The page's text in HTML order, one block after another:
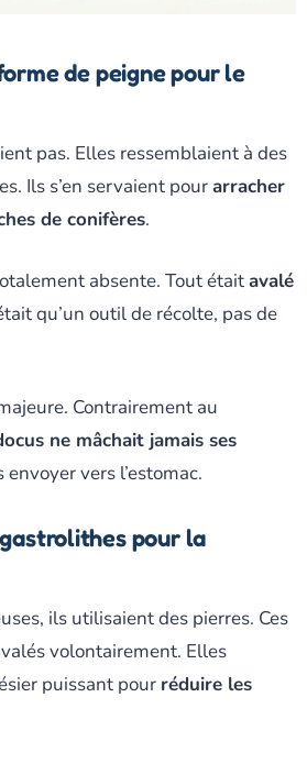
de peigne pour le
pas. Elles ressemblaient à des
Ils s’en servaient pourarracher
de conifères.
absente. Tout étaitavalé
qu’un outil de récolte, pas de
Contrairement au
ne mâchait jamais ses
vers l’estomac.
pour la
ils utilisaient des pierres. Ces
volontairement. Elles
puissant pour réduire les